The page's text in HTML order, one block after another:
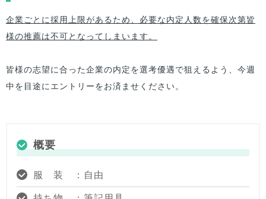
企業ごとに採用上限があるため、必要な内定人数を確保次第皆
様の推薦は不可となってしまいます。
皆様の志望に合った企業の内定を選考優遇で狙えるよう、今週
中を目途にエントリーをお済ませください。
概要
服 装 ：自由